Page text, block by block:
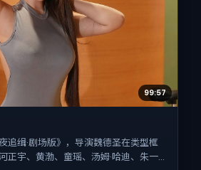
99:57
追缉·剧场版》，导演魏德圣在类型框
正宇、黄渤、童瑶、汤姆·哈迪、朱一